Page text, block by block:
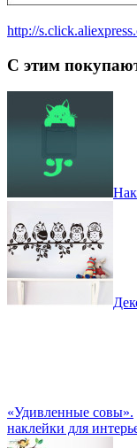
http://
С этим
«Удивленные совы».
наклейки для